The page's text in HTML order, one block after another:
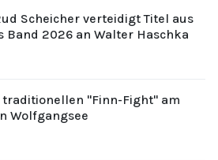
Scheicher verteidigt Titel aus
Band 2026 an Walter Haschka
"Finn-Fight" am
Wolfgangsee